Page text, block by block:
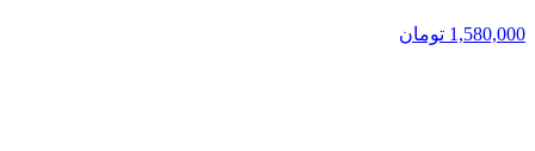
1,580,000 تومان